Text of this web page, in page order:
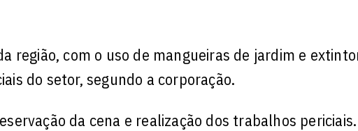
região, com o uso de mangueiras de jardim e
do setor, segundo a corporação.
da cena e realização dos trabalhos periciais.